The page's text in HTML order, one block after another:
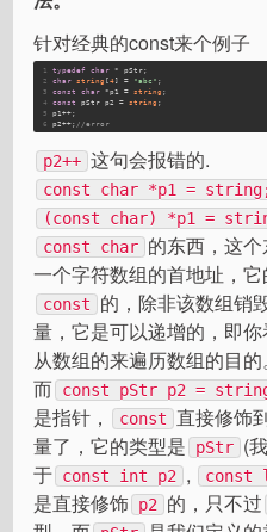
针对经典的const来个例子
1
2
3
4
5
6
typedef char * pStr;
char string [4] = "abc" ;
const
char *p1 = string ;
const
pStr p2 = string ;
p1++;
p2++; //error
p2++ 这句会报错的.
const char *p1 =
(const char) *p1 =
const char 的东西，这
一个字符数组的首地址，
const 的，除非该数组销
量，它是可以递增的，即
从数组的来遍历数组的目的。
而 const pStr p2 =
是指针，
const 直接修饰
量了，它的类型是
pStr (
于 const int p2 , const
是直接修饰
p2 的，只不过